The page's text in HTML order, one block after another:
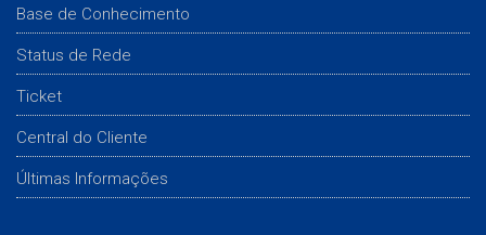
Base de Conhecimento
Status de Rede
Ticket
Central do Cliente
Últimas Informações